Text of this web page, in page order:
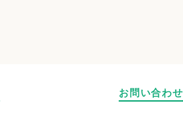
お問い合わせ